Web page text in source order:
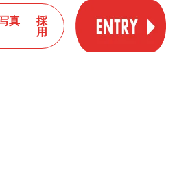
真 採
用